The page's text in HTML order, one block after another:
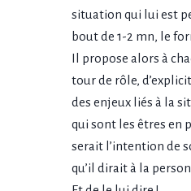
situation qui lui est
bout de 1-2 mn, le
Il propose alors à
tour de rôle,
des enjeux liés à la
qui sont les êtres en
serait l’intention de
qu’il dirait à la